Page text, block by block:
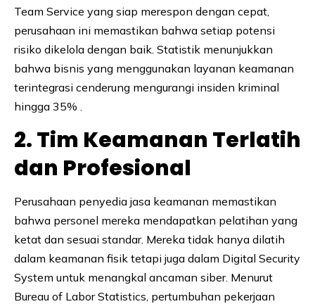
Team Service yang siap merespon dengan cepat,
perusahaan ini memastikan bahwa setiap potensi
risiko dikelola dengan baik. Statistik menunjukkan
bahwa bisnis yang menggunakan layanan keamanan
terintegrasi cenderung mengurangi insiden kriminal
hingga 35% .
2. Tim Keamanan Terlatih
dan Profesional
Perusahaan penyedia jasa keamanan memastikan
bahwa personel mereka mendapatkan pelatihan yang
ketat dan sesuai standar. Mereka tidak hanya dilatih
dalam keamanan fisik tetapi juga dalam Digital Security
System untuk menangkal ancaman siber. Menurut
Bureau of Labor Statistics, pertumbuhan pekerjaan